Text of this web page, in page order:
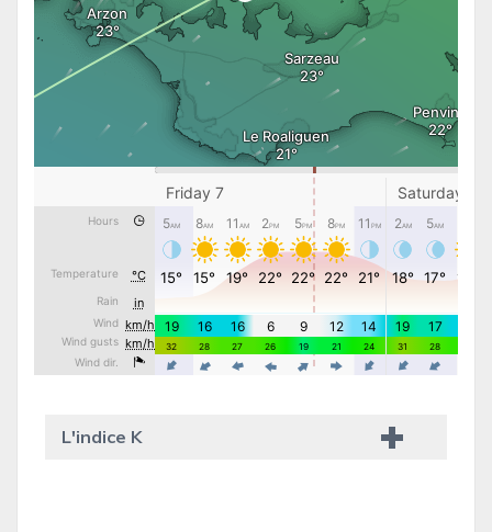
L'indice K